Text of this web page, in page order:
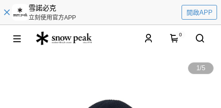
雪諾必克
立刻使用官方APP
開啟APP
0
1/5